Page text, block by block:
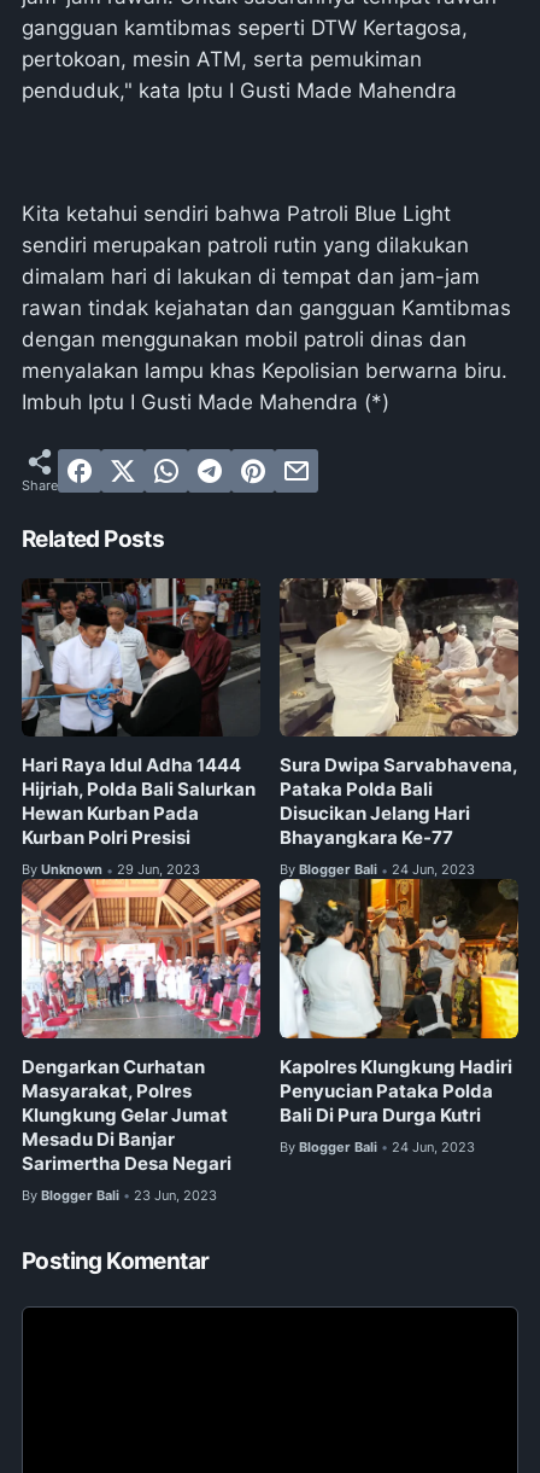
gangguan kamtibmas seperti DTW Kertagosa,
pertokoan, mesin ATM, serta pemukiman
penduduk," kata Iptu I Gusti Made Mahendra
Kita ketahui sendiri bahwa Patroli Blue Light
sendiri merupakan patroli rutin yang dilakukan
dimalam hari di lakukan di tempat dan jam-jam
rawan tindak kejahatan dan gangguan Kamtibmas
dengan menggunakan mobil patroli dinas dan
menyalakan lampu khas Kepolisian berwarna biru.
Imbuh Iptu I Gusti Made Mahendra (*)
Related Posts
Hari Raya Idul Adha 1444
Hijriah, Polda Bali Salurkan
Hewan Kurban Pada
Kurban Polri Presisi
By Unknown • 29 Jun, 2023
Sura Dwipa Sarvabhavena,
Pataka Polda Bali
Disucikan Jelang Hari
Bhayangkara Ke-77
By Blogger Bali • 24 Jun, 2023
Dengarkan Curhatan
Masyarakat, Polres
Klungkung Gelar Jumat
Mesadu Di Banjar
Sarimertha Desa Negari
By Blogger Bali • 23 Jun, 2023
Kapolres Klungkung Hadiri
Penyucian Pataka Polda
Bali Di Pura Durga Kutri
By Blogger Bali • 24 Jun, 2023
Posting Komentar